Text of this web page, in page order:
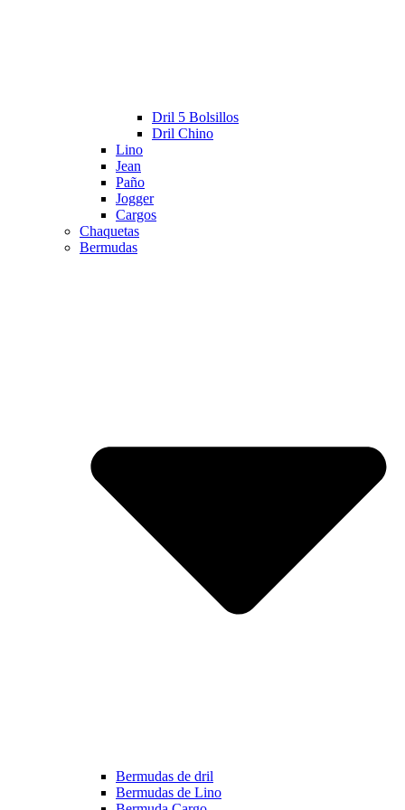
Dril 5 Bolsillos
Dril Chino
Lino
Jean
Paño
Jogger
Cargos
Chaquetas
Bermudas
Bermudas de dril
Bermudas de Lino